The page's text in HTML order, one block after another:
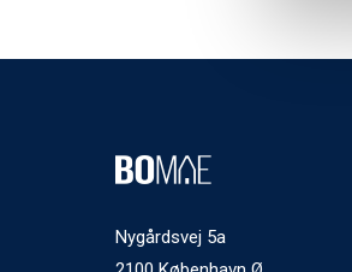
Nygårdsvej 5a